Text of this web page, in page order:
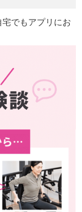
でもアプリにお